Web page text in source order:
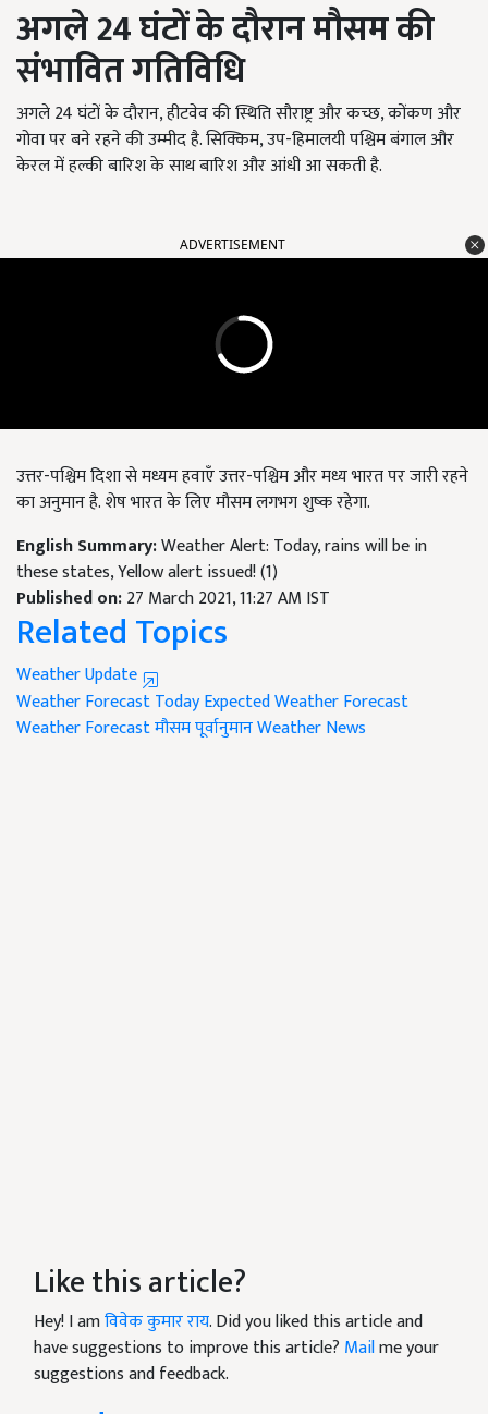
अगले24घंटों के दौरान मौसम की
संभावित गतिविधि
अगले 24 घंटों के दौरान, हीटवेव की स्थिति सौराष्ट्र और कच्छ, कोंकण और
गोवा पर बने रहने की उम्मीद है. सिक्किम, उप-हिमालयी पश्चिम बंगाल और
केरल में हल्की बारिश के साथ बारिश और आंधी आ सकती है.
ADVERTISEMENT
उत्तर-पश्चिम दिशा से मध्यम हवाएँ उत्तर-पश्चिम और मध्य भारत पर जारी रहने
का अनुमान है. शेष भारत के लिए मौसम लगभग शुष्क रहेगा.
English Summary:Weather Alert: Today, rains will be in
these states, Yellow alert issued! (1)
Published on:27 March 2021, 11:27 AM IST
Related Topics
Weather Update
Weather Forecast TodayExpected Weather Forecast
Weather Forecastमौसम पूर्वानुमानWeather News
Like this article?
Hey! I amविवेक कुमार राय. Did you liked this article and
have suggestions to improve this article? Mailme your
suggestions and feedback.